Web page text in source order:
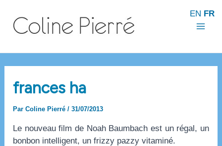
contenu
frances ha
ParColine Pierré/31/07/2013
Le nouveau film de Noah Baumbach est un régal, un
bonbon intelligent, un frizzy pazzy vitaminé.
EN FR